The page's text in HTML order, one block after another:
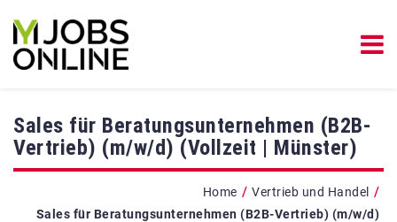
Sales für Beratungsunternehmen (B2B-
Vertrieb) (m/w/d) (Vollzeit | Münster)
Home / Vertrieb und Handel /
Sales für Beratungsunternehmen (B2B-Vertrieb) (m/w/d)